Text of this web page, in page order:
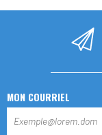
MON COURRIEL